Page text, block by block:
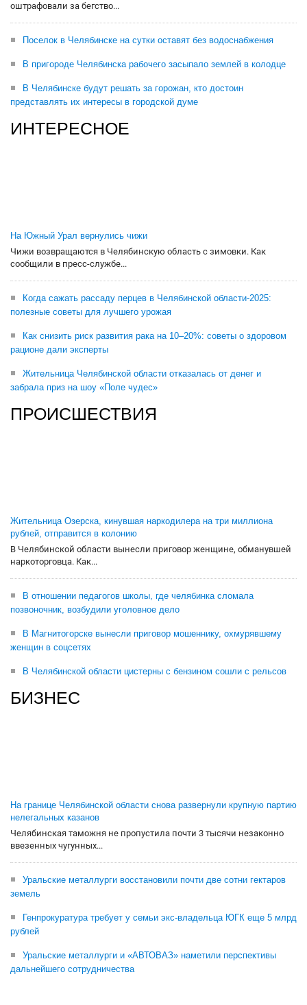
оштрафовали за бегство...
Поселок в Челябинске на сутки оставят без водоснабжения
В пригороде Челябинска рабочего засыпало землей в колодце
В Челябинске будут решать за горожан, кто достоин
представлять их интересы в городской думе
ИНТЕРЕСНОЕ
На Южный Урал вернулись чижи
Чижи возвращаются в Челябинскую область с зимовки. Как
сообщили в пресс-службе...
Когда сажать рассаду перцев в Челябинской области-2025:
полезные советы для лучшего урожая
Как снизить риск развития рака на 10–20%: советы о здоровом
рационе дали эксперты
Жительница Челябинской области отказалась от денег и
забрала приз на шоу «Поле чудес»
ПРОИСШЕСТВИЯ
Жительница Озерска, кинувшая наркодилера на три миллиона
рублей, отправится в колонию
В Челябинской области вынесли приговор женщине, обманувшей
наркоторговца. Как...
В отношении педагогов школы, где челябинка сломала
позвоночник, возбудили уголовное дело
В Магнитогорске вынесли приговор мошеннику, охмурявшему
женщин в соцсетях
В Челябинской области цистерны с бензином сошли с рельсов
БИЗНЕС
На границе Челябинской области снова развернули крупную партию
нелегальных казанов
Челябинская таможня не пропустила почти 3 тысячи незаконно
ввезенных чугунных...
Уральские металлурги восстановили почти две сотни гектаров
земель
Генпрокуратура требует у семьи экс-владельца ЮГК еще 5 млрд
рублей
Уральские металлурги и «АВТОВАЗ» наметили перспективы
дальнейшего сотрудничества